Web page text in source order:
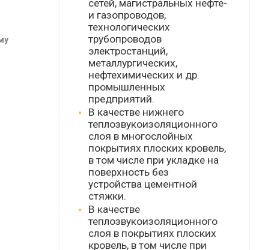
сетей, магистральных нефте-
и газопроводов,
технологических
трубопроводов
электростанций,
металлургических,
нефтехимических и др.
промышленных
предприятий.
В качестве нижнего
теплозвукоизоляционного
слоя в многослойных
покрытиях плоских кровель,
в том числе при укладке на
поверхность без
устройства цементной
стяжки.
В качестве
теплозвукоизоляционного
слоя в покрытиях плоских
кровель, в том числе при